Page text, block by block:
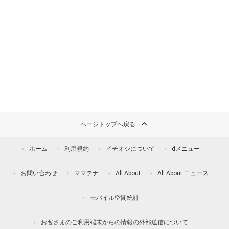
ページトップへ戻る
ホーム 利用規約 イチオシについて dメニュー
お問い合わせ ママテナ All About All About ニュース
モバイル空間統計
お客さまのご利用端末からの情報の外部送信について